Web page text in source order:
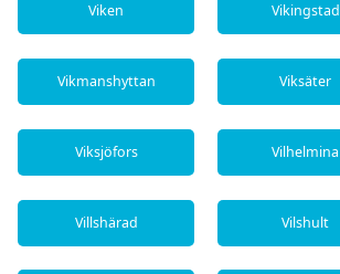
Viken Vikingstad
Vikmanshyttan Viksäter
Viksjöfors Vilhelmina
Villshärad Vilshult